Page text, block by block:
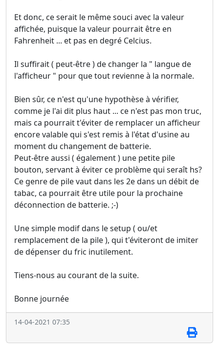
Et donc, ce serait le même souci avec la valeur
affichée, puisque la valeur pourrait être en
Fahrenheit ... et pas en degré Celcius.
Il suffirait ( peut-être ) de changer la " langue de
l'afficheur " pour que tout revienne à la normale.
Bien sûr, ce n'est qu'une hypothèse à vérifier,
comme je l'ai dit plus haut ... ce n'est pas mon truc,
mais ca pourrait t'éviter de remplacer un afficheur
encore valable qui s'est remis à l'état d'usine au
moment du changement de batterie.
Peut-être aussi ( également ) une petite pile
bouton, servant à éviter ce problème qui seraît hs?
Ce genre de pile vaut dans les 2e dans un débit de
tabac, ca pourrait être utile pour la prochaine
déconnection de batterie. ;-)
Une simple modif dans le setup ( ou/et
remplacement de la pile ), qui t'éviteront de imiter
de dépenser du fric inutilement.
Tiens-nous au courant de la suite.
Bonne journée
14-04-2021 07:35